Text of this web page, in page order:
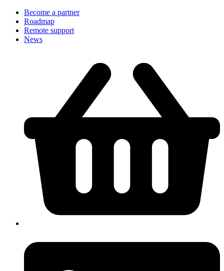
Become a partner
Roadmap
Remote support
News